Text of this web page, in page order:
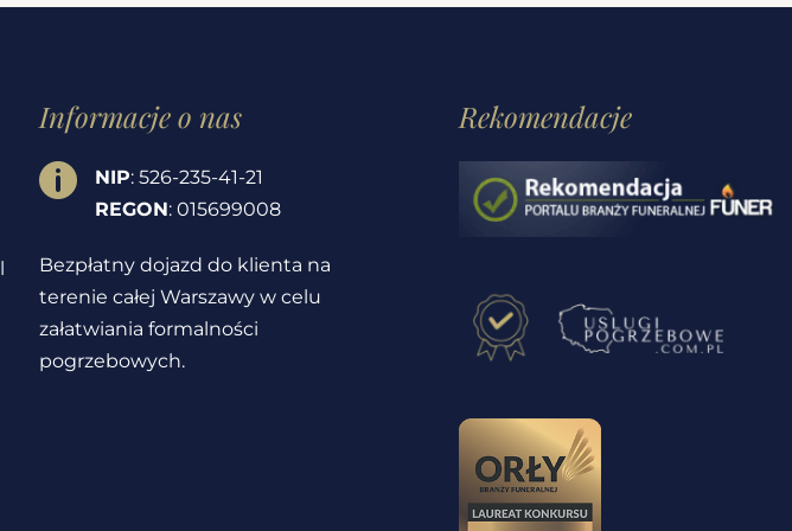
Informacje o nas

NIP: 526-235-41-21
REGON: 015699008
Bezpłatny dojazd do klienta na
terenie całej Warszawy w celu
załatwiania formalności
pogrzebowych.
Rekomendacje